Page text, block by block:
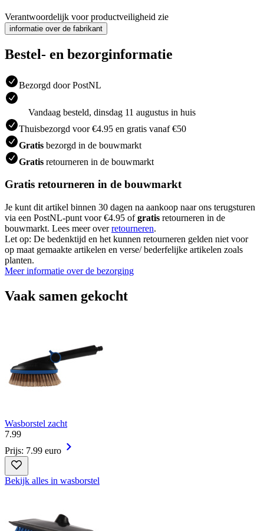
Verantwoordelijk voor productveiligheid zie
informatie over de fabrikant
Bestel- en bezorginformatie
Bezorgd door PostNL
Vandaag besteld, dinsdag 11 augustus in huis
Thuisbezorgd voor €4.95 en gratis vanaf €50
Gratis bezorgd in de bouwmarkt
Gratis retourneren in de bouwmarkt
Gratis retourneren in de bouwmarkt
Je kunt dit artikel binnen 30 dagen na aankoop naar ons terugsturen
via een PostNL-punt voor €4.95 ofgratis retourneren in de
bouwmarkt. Lees meer overretourneren.
Let op: De bedenktijd en het kunnen retourneren gelden niet voor
op maat gemaakte artikelen en verse/ bederfelijke artikelen zoals
planten.
Meer informatie over de bezorging
Vaak samen gekocht
Wasborstel zacht
7.99
Prijs: 7.99 euro
Bekijk alles in wasborstel